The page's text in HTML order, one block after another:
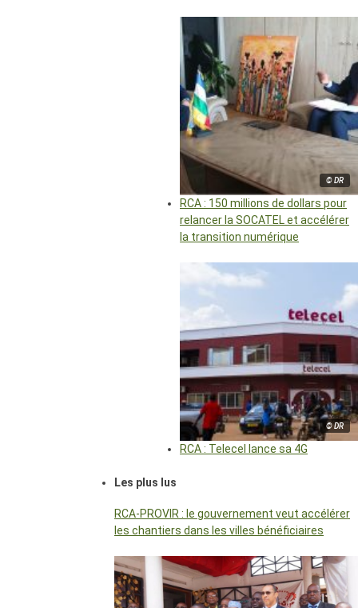
© DR
RCA : 150 millions de dollars pour
relancer la SOCATEL et accélérer
la transition numérique
© DR
RCA : Telecel lance sa 4G
Les plus lus
RCA-PROVIR : le gouvernement veut accélérer
les chantiers dans les villes bénéficiaires